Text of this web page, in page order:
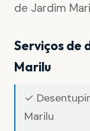
de Jardim
Serviços de
Marilu
✓
Marilu